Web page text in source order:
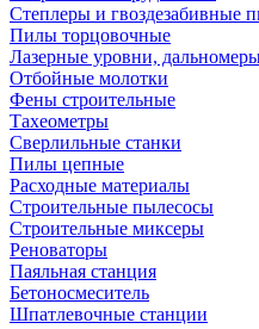
Степлеры и гвоздезабивные
Пилы торцовочные
Лазерные уровни,
Отбойные молотки
Фены строительные
Тахеометры
Сверлильные станки
Пилы цепные
Расходные материалы
Строительные пылесосы
Строительные миксеры
Реноваторы
Паяльная станция
Бетоносмеситель
Шпатлевочные станции